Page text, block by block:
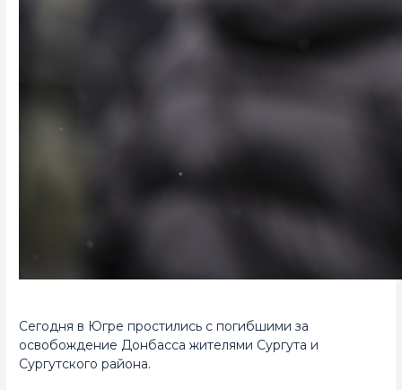
Сегодня в Югре простились с погибшими за
освобождение Донбасса жителями Сургута и
Сургутского района.